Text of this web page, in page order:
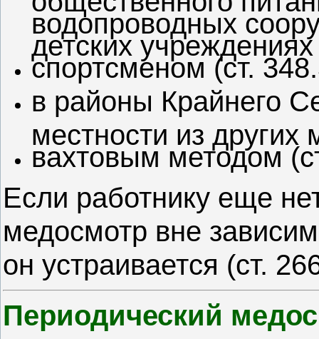
водопроводных
детских
спортсменом (ст.
в районы Крайнего
местности из других
вахтовым методом
Если работнику еще
медосмотр вне
он устраивается (ст.
Периодический